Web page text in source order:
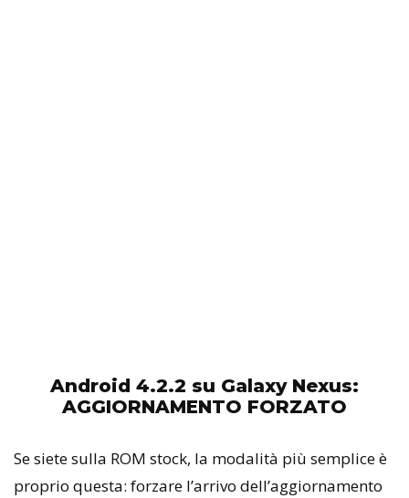
Android 4.2.2 su Galaxy Nexus:
AGGIORNAMENTO FORZATO
Se siete sulla ROM stock, la modalità più semplice è
proprio questa: forzare l’arrivo dell’aggiornamento